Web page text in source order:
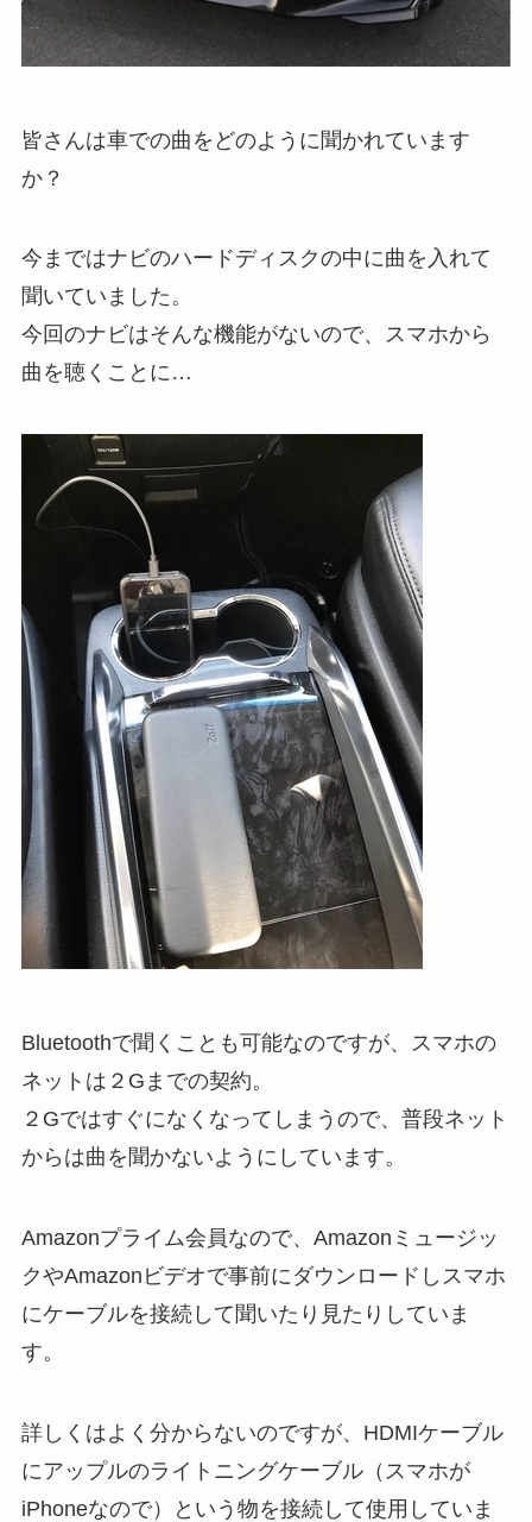
皆さんは車での曲をどのように聞かれています
か？
今まではナビのハードディスクの中に曲を入れて
聞いていました。
今回のナビはそんな機能がないので、スマホから
曲を聴くことに…
Bluetoothで聞くことも可能なのですが、スマホの
ネットは２Gまでの契約。
２Gではすぐになくなってしまうので、普段ネット
からは曲を聞かないようにしています。
Amazonプライム会員なので、Amazonミュージッ
クやAmazonビデオで事前にダウンロードしスマホ
にケーブルを接続して聞いたり見たりしていま
す。
詳しくはよく分からないのですが、HDMIケーブル
にアップルのライトニングケーブル（スマホが
iPhoneなので）という物を接続して使用していま